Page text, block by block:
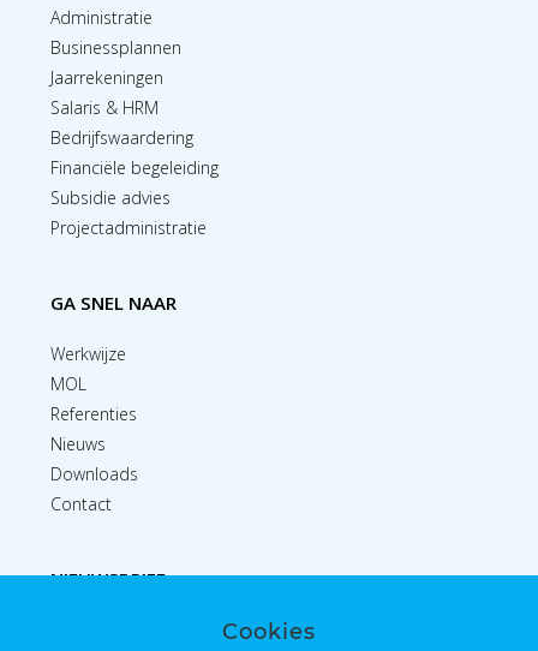
Administratie
Businessplannen
Jaarrekeningen
Salaris & HRM
Bedrijfswaardering
Financiële begeleiding
Subsidie advies
Projectadministratie
GA SNEL NAAR
Werkwijze
MOL
Referenties
Nieuws
Downloads
Contact
NIEUWSBRIEF
Cookies